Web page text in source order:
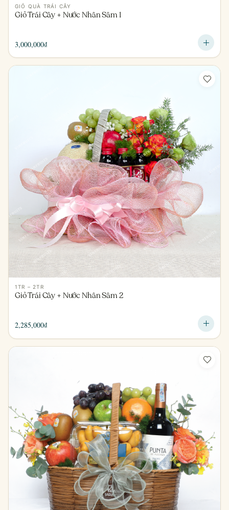
GIỎ QUÀ TRÁI CÂY
Giỏ Trái Cây + Nước Nhân Sâm 1
3,000,000₫
1TR – 2TR
Giỏ Trái Cây + Nước Nhân Sâm 2
2,285,000₫